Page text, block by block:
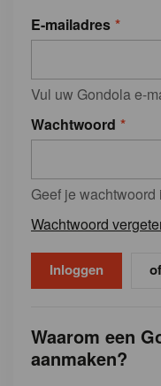
E-mailadres
Vul uw Gondola e-
Wachtwoord
Geef je wachtwoord
Wachtwoord
Waarom een
aanmaken?